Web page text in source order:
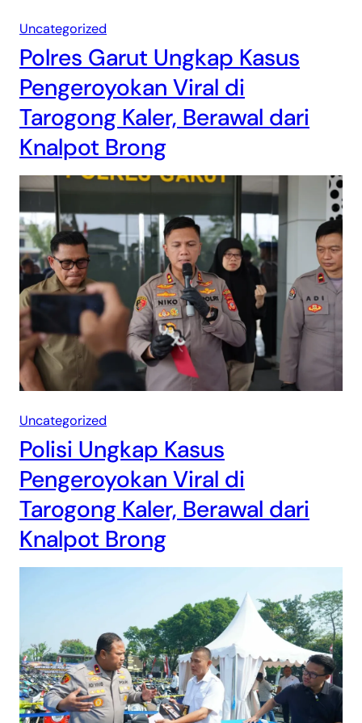
Uncategorized
Polres Garut Ungkap Kasus
Pengeroyokan Viral di
Tarogong Kaler, Berawal dari
Knalpot Brong
Uncategorized
Polisi Ungkap Kasus
Pengeroyokan Viral di
Tarogong Kaler, Berawal dari
Knalpot Brong